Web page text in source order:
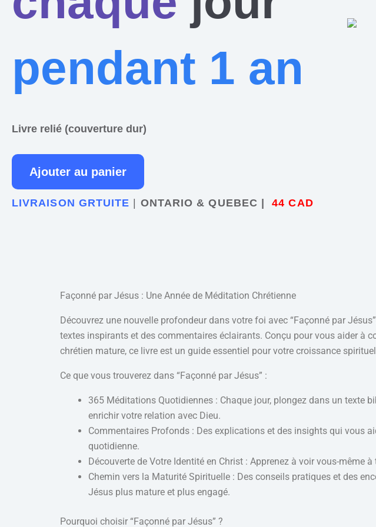
pendant 1 an
Livre relié (couverture dur)
Ajouter au panier
LIVRAISON GRTUITE ONTARIO & QUEBEC | 44 CAD
Façonné par Jésus : Une Année de Méditation Chrétienne
Découvrez une nouvelle profondeur dans votre foi avec “Façonné par
textes inspirants et des commentaires éclairants. Conçu pour vous aider à
chrétien mature, ce livre est un guide essentiel pour votre croissance
Ce que vous trouverez dans “Façonné par Jésus” :
365 Méditations Quotidiennes : Chaque jour, plongez dans un texte
enrichir votre relation avec Dieu.
Commentaires Profonds : Des explications et des insights qui vous
quotidienne.
Découverte de Votre Identité en Christ : Apprenez à voir vous-même
Chemin vers la Maturité Spirituelle : Des conseils pratiques et des
Jésus plus mature et plus engagé.
Pourquoi choisir “Façonné par Jésus” ?